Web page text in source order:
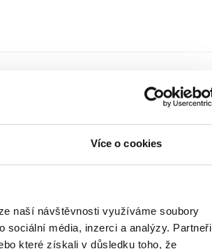
Více o cookies
naší návštěvnosti využíváme soubory
sociální média, inzerci a analýzy. Partneři
které získali v důsledku toho, že